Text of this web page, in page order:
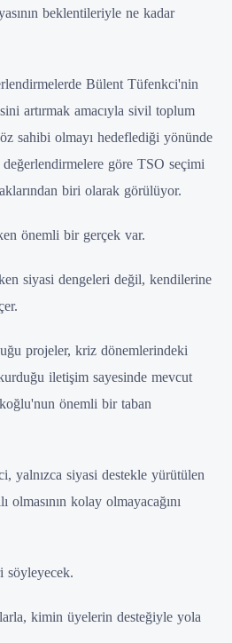
beklentileriyle ne kadar
Bülent Tüfenkci'nin
artırmak amacıyla sivil toplum
sahibi olmayı hedeflediği yönünde
göre TSO seçimi
biri olarak görülüyor.
önemli bir gerçek var.
siyasi dengeleri değil, kendilerine
projeler, kriz dönemlerindeki
iletişim sayesinde mevcut
önemli bir taban
yalnızca siyasi destekle yürütülen
olmasının kolay olmayacağını
söyleyecek.
kimin üyelerin desteğiyle yola